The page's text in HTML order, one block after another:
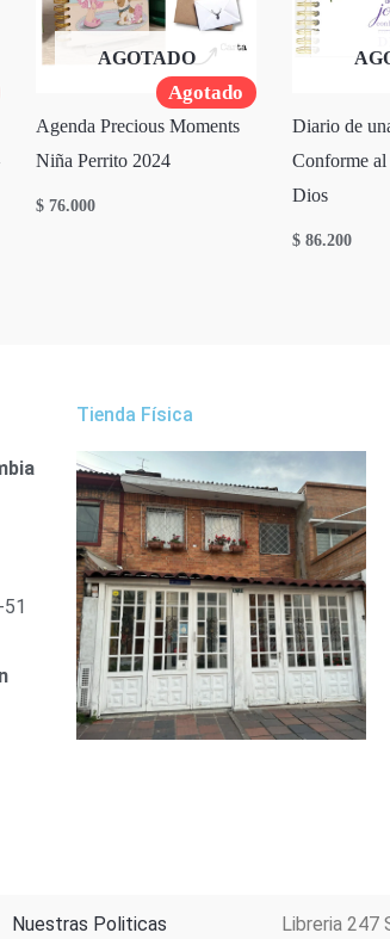
Agotado
AGOTADO
Agenda Precious Moments
Niña Perrito 2024
$ 76.000
Diario de
Conforme
Dios
$ 86.200
Tienda Física
Nuestras Politicas Libreria 247